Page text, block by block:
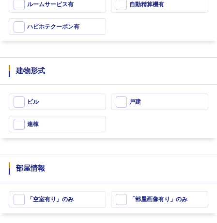
ルームサービス有 自動精算機有
ハピホテクーポン有
建物形式
ビル 戸建
連棟
部屋情報
「空室有り」のみ 「部屋画像有り」のみ